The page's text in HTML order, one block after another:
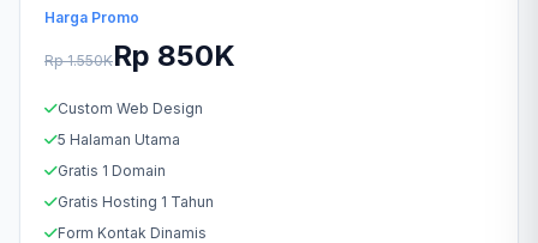
Harga Promo
Rp 1.550KRp 850K
Custom Web Design
5 Halaman Utama
Gratis 1 Domain
Gratis Hosting 1 Tahun
Form Kontak Dinamis